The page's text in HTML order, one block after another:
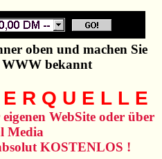
oben und machen Sie
WWW bekannt
R Q U E L L E
WebSite oder über
Media
KOSTENLOS !